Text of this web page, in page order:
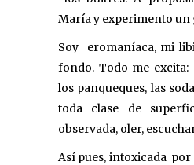
María y experimento un
Soy eromaníaca, mi
fondo. Todo me excita:
los panqueques, las
toda clase de
observada, oler,
Así pues, intoxicada